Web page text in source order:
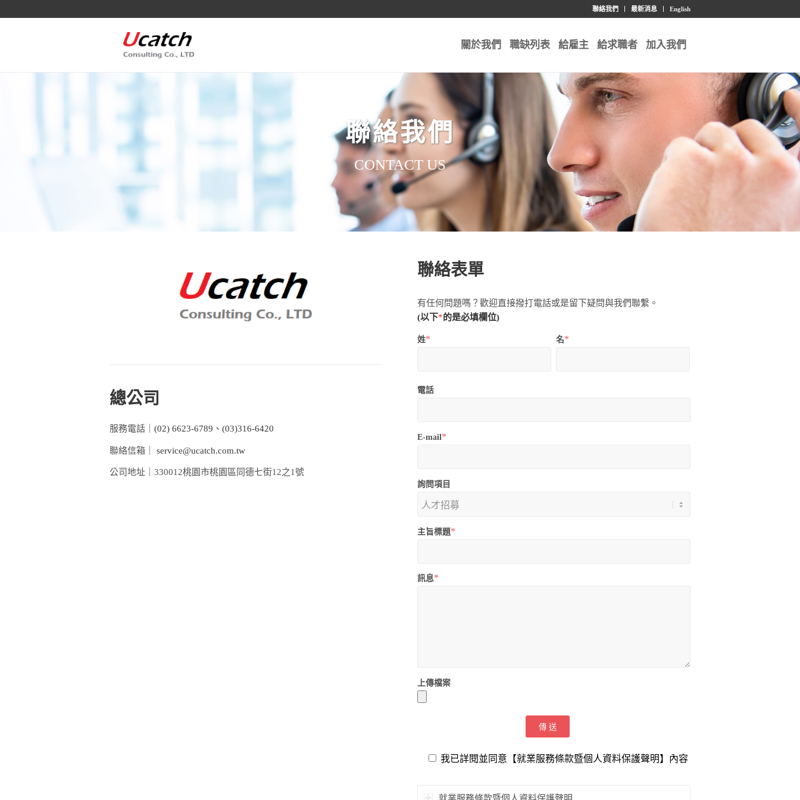
聯絡我們 最新消息 English
關於我們 職缺列表 給雇主 給求職者 加入我們
聯絡我們
CONTACT US
總公司
服務電話｜(02) 6623-6789、(03)316-6420
聯絡信箱｜service@ucatch.com.tw
公司地址｜330012桃園市桃園區同德七街12之1號
聯絡表單
有任何問題嗎？歡迎直接撥打電話或是留下疑問與我們聯繫。
(以下*的是必填欄位)
姓* 名*
電話
E-mail*
詢問項目
主旨標題*
訊息*
上傳檔案
我已詳閱並同意【就業服務條款暨個人資料保護聲明】內容
就業服務條款暨個人資料保護聲明